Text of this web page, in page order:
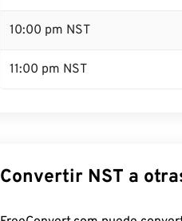
10:00 pm NST
11:00 pm NST
Convertir NST a